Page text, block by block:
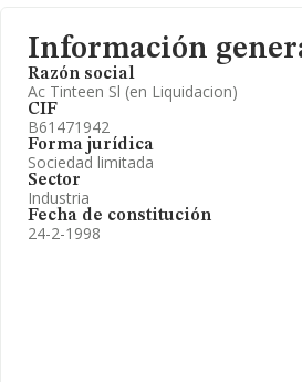
Información
Razón social
Ac Tinteen Sl (en Liquidacion)
CIF
B61471942
Forma jurídica
Sociedad limitada
Sector
Industria
Fecha de constitución
24-2-1998